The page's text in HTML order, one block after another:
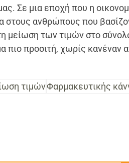
Σε μια εποχή που η
στους ανθρώπους που
μείωση των τιμών στο
πιο προσιτή, χωρίς
τιμώνΦαρμακευτικής